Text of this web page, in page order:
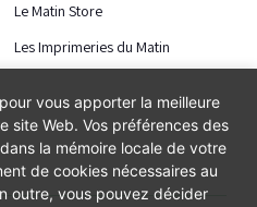
Le Matin Store
Les Imprimeries du Matin
vous apporter la meilleure
site Web. Vos préférences des
la mémoire locale de votre
de cookies nécessaires au
outre, vous pouvez décider